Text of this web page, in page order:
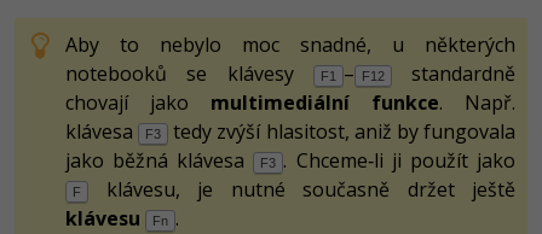
Aby to nebylo moc snadné, u některých
notebooků se klávesy
F1 – F12 standardně
chovají jako multimediální funkce. Např.
klávesa
F3
tedy zvýší hlasitost, aniž by fungovala
jako běžná klávesa
F3 . Chceme‑li ji použít jako
F
klávesu, je nutné současně držet ještě
klávesu
Fn .